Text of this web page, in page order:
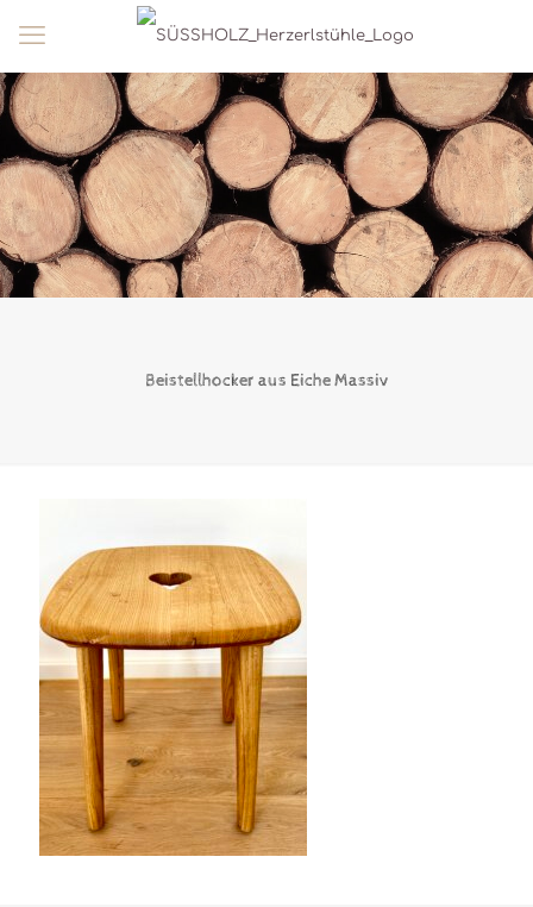
Beistellhocker aus Eiche Massiv